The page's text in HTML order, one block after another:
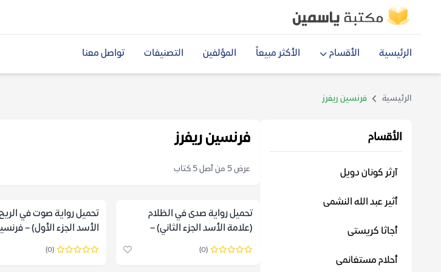
الرئيسية الأقسام الأكثر مبيعاً المؤلفين التصنيفات تواصل معنا
الرئيسية فرنسين ريفرز
الأقسام
آرثر كونان دويل
أثير عبد الله النشمى
أجاثا كريستى
أحلام مستغانمى
فرنسين ريفرز
عرض 5 من أصل 5 كتاب
تحميل رواية صدى في الظلام
(علامة الأسد الجزء الثاني) –
فرنسين ريفرز
(0)
تحميل رواية صوت في
الأسد الجزء الأول) –
(0)